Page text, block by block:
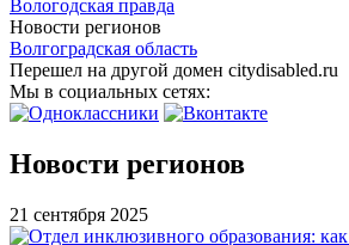
Вологодская правда
Новости регионов
Волгоградская область
Перешел на другой домен citydisabled.ru
Мы в социальных сетях:
Новости регионов
21 сентября 2025